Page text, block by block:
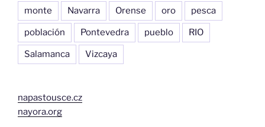
monte Navarra Orense oro pesca
población Pontevedra pueblo RIO
Salamanca Vizcaya
napastousce.cz
nayora.org